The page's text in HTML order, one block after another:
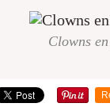
Clowns